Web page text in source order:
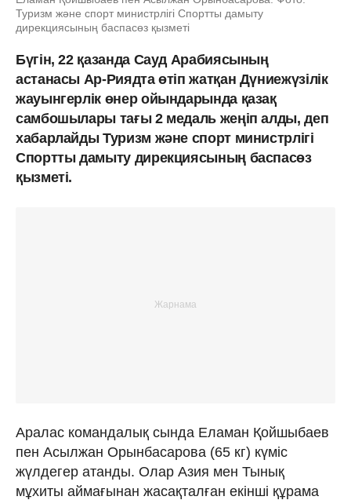
Туризм және спорт министрлігі Спортты дамыту
дирекциясының баспасөз қызметі
Бүгін, 22 қазанда Сауд Арабиясының
астанасы Ар-Риядта өтіп жатқан Дүниежүзілік
жауынгерлік өнер ойындарында қазақ
самбошылары тағы 2 медаль жеңіп алды, деп
хабарлайды Туризм және спорт министрлігі
Спортты дамыту дирекциясының баспасөз
қызметі.
Аралас командалық сында Еламан Қойшыбаев
пен Асылжан Орынбасарова (65 кг) күміс
жүлдегер атанды. Олар Азия мен Тынық
мұхиты аймағынан жасақталған екінші құрама